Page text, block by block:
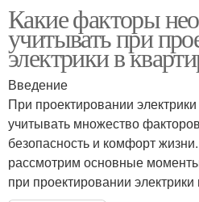
Какие факторы
учитывать при
электрики в
Введение
При проектировании
учитывать множество
безопасность и комфорт
рассмотрим основные
при проектировании электрики